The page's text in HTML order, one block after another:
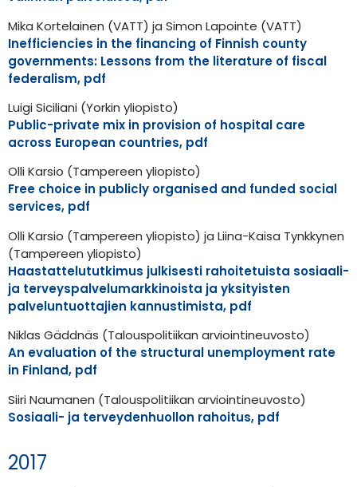
Mika Kortelainen (VATT) ja Simon Lapointe (VATT)
Inefficiencies in the financing of Finnish county
governments: Lessons from the literature of fiscal
federalism, pdf
Luigi Siciliani (Yorkin yliopisto)
Public-private mix in provision of hospital care
across European countries, pdf
Olli Karsio (Tampereen yliopisto)
Free choice in publicly organised and funded social
services, pdf
Olli Karsio (Tampereen yliopisto) ja Liina-Kaisa Tynkkynen
(Tampereen yliopisto)
Haastattelututkimus julkisesti rahoitetuista sosiaali-
ja terveyspalvelumarkkinoista ja yksityisten
palveluntuottajien kannustimista, pdf
Niklas Gäddnäs (Talouspolitiikan arviointineuvosto)
An evaluation of the structural unemployment rate
in Finland, pdf
Siiri Naumanen (Talouspolitiikan arviointineuvosto)
Sosiaali- ja terveydenhuollon rahoitus, pdf
2017